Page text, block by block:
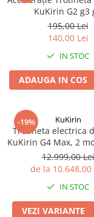
Unelte & truse
Adezivi & pastă
Șuruburi / kituri
KuKirin G2 g3
195,00 Lei
140,00 Lei
IN STOC
ADAUGA IN COS
-19% KuKirin
Trotineta electrica
KuKirin G4 Max, 2
1600W, autonomie
km, viteza maxima
12.999,00 Lei
de la 10.648,00
IN STOC
VEZI VARIANTE